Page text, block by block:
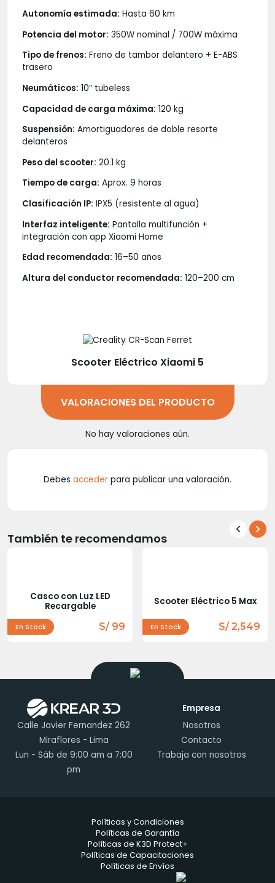
Autonomía estimada: Hasta 60 km
Potencia del motor: 350W nominal / 700W máxima
Tipo de frenos: Freno de tambor delantero + E-ABS
trasero
Neumáticos: 10″ tubeless
Capacidad de carga máxima: 120 kg
Suspensión: Amortiguadores de doble resorte
delanteros
Peso del scooter: 20.1 kg
Tiempo de carga: Aprox. 9 horas
Clasificación IP: IPX5 (resistente al agua)
Interfaz inteligente: Pantalla multifunción +
integración con app Xiaomi Home
Edad recomendada: 16–50 años
Altura del conductor recomendada: 120–200 cm
Scooter Eléctrico Xiaomi 5
VALORACIONES DEL PRODUCTO
No hay valoraciones aún.
Debes acceder para publicar una valoración.
También te recomendamos
Casco con Luz LED
Recargable
En Stock S/ 99
Scooter Eléctrico 5 Max
En Stock S/ 2,549
Calle Javier Fernandez 262
Miraflores - Lima
Lun - Sáb de 9:00 am a 7:00
pm
Empresa
Nosotros
Contacto
Trabaja con nosotros
Políticas y Condiciones
Políticas de Garantía
Políticas de K3D Protect+
Políticas de Capacitaciones
Políticas de Envíos